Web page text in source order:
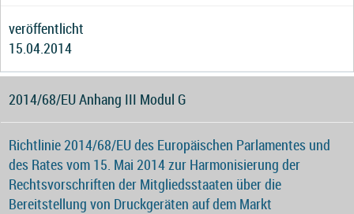
veröffentlicht
15.04.2014
2014/68/EU Anhang III Modul G
Richtlinie 2014/68/EU des Europäischen Parlamentes und
des Rates vom 15. Mai 2014 zur Harmonisierung der
Rechtsvorschriften der Mitgliedsstaaten über die
Bereitstellung von Druckgeräten auf dem Markt